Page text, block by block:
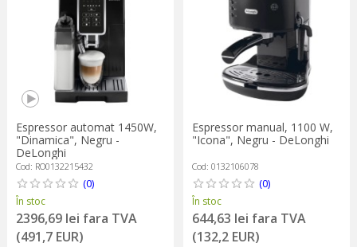
Espressor automat 1450W,
"Dinamica", Negru -
DeLonghi
Cod: RO0132215432
(0)
În stoc
2396,69 lei fara TVA
(491,7 EUR)
Espressor manual, 1100 W,
"Icona", Negru - DeLonghi
Cod: 0132106078
(0)
În stoc
644,63 lei fara TVA
(132,2 EUR)